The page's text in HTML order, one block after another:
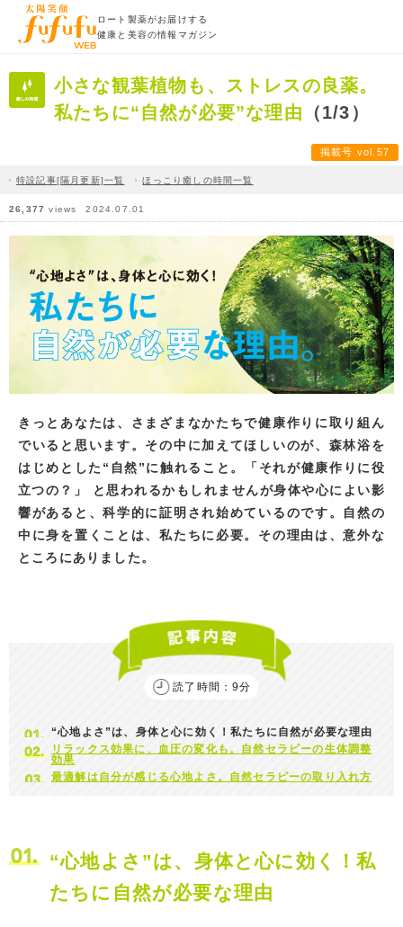
ロート製薬がお届けする
健康と美容の情報マガジン
小さな観葉植物も、ストレスの良薬。
私たちに“自然が必要”な理由 （1/3）
掲載号 vol.57
特設記事[隔月更新]一覧 ほっこり癒しの時間一覧
26,377 views 2024.07.01
きっとあなたは、さまざまなかたちで健康作りに取り組ん
でいると思います。その中に加えてほしいのが、森林浴を
はじめとした“自然”に触れること。「それが健康作りに役
立つの？」 と思われるかもしれませんが身体や心によい影
響があると、科学的に証明され始めているのです。自然の
中に身を置くことは、私たちに必要。その理由は、意外な
ところにありました。
“心地よさ”は、身体と心に効く！私たちに自然が必要な理由
リラックス効果に、血圧の変化も。自然セラピーの生体調整
効果
最適解は自分が感じる心地よさ。自然セラピーの取り入れ方
読了時間：9分
“心地よさ”は、身体と心に効く！私
たちに自然が必要な理由